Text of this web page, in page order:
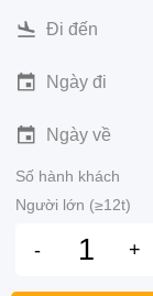
Đi đến
Ngày đi
Ngày về
Số hành khách
Người lớn (≥12t)
- +